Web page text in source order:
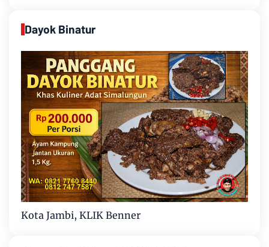
Dayok Binatur
Kota Jambi, KLIK Benner